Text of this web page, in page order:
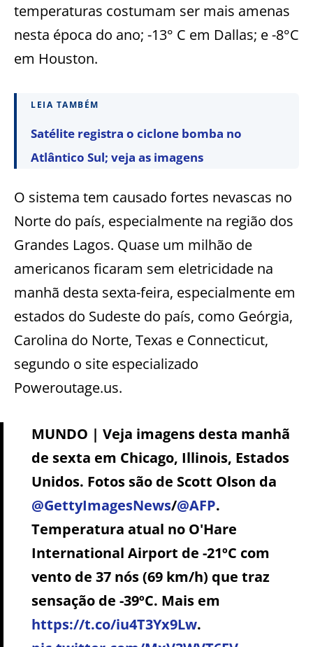
temperaturas costumam ser mais amenas
nesta época do ano; -13° C em Dallas; e -8°C
em Houston.
LEIA TAMBÉM
Satélite registra o ciclone bomba no
Atlântico Sul; veja as imagens
O sistema tem causado fortes nevascas no
Norte do país, especialmente na região dos
Grandes Lagos. Quase um milhão de
americanos ficaram sem eletricidade na
manhã desta sexta-feira, especialmente em
estados do Sudeste do país, como Geórgia,
Carolina do Norte, Texas e Connecticut,
segundo o site especializado
Poweroutage.us.
MUNDO | Veja imagens desta manhã
de sexta em Chicago, Illinois, Estados
Unidos. Fotos são de Scott Olson da
@GettyImagesNews/@AFP.
Temperatura atual no O'Hare
International Airport de -21ºC com
vento de 37 nós (69 km/h) que traz
sensação de -39ºC. Mais em
https://t.co/iu4T3Yx9Lw.